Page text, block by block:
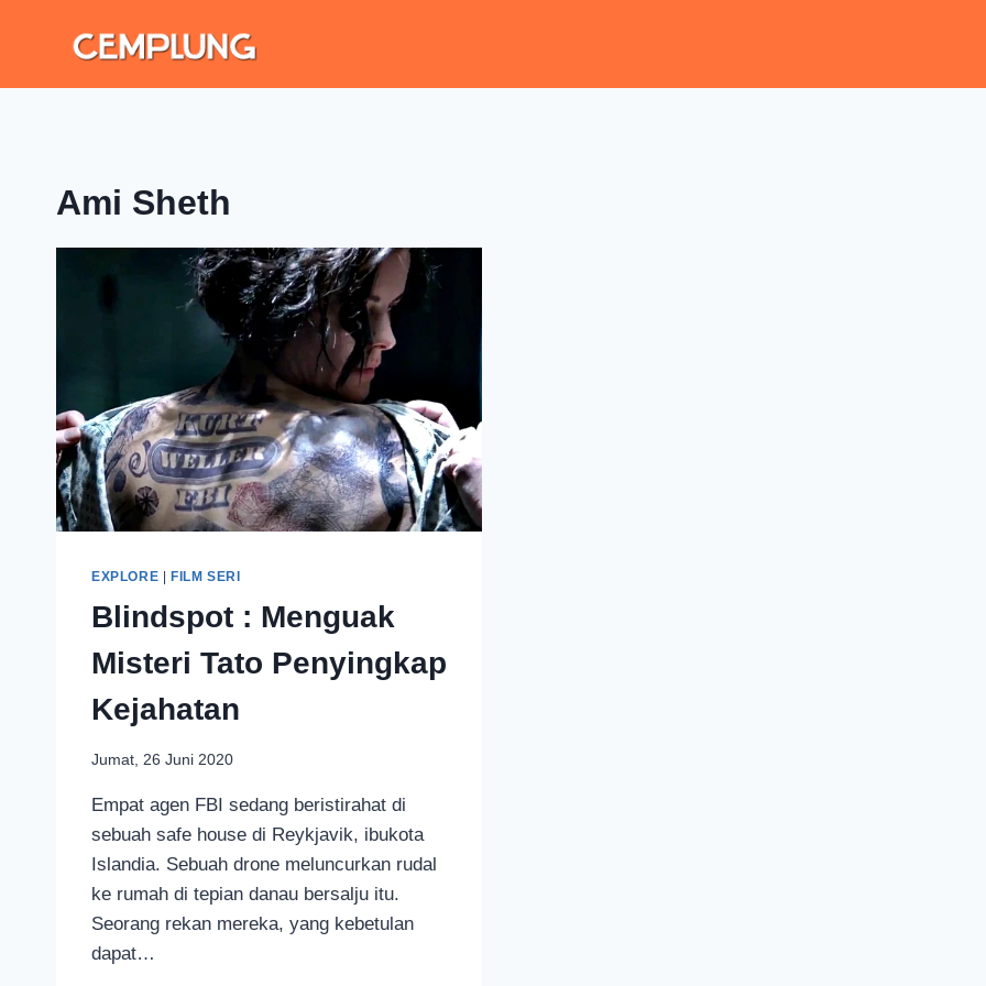
Ami Sheth
EXPLORE FILM SERI
Blindspot : Menguak
Misteri Tato Penyingkap
Kejahatan
Jumat, 26 Juni 2020
Empat agen FBI sedang beristirahat di
sebuah safe house di Reykjavik, ibukota
Islandia. Sebuah drone meluncurkan rudal
ke rumah di tepian danau bersalju itu.
Seorang rekan mereka, yang kebetulan
dapat…